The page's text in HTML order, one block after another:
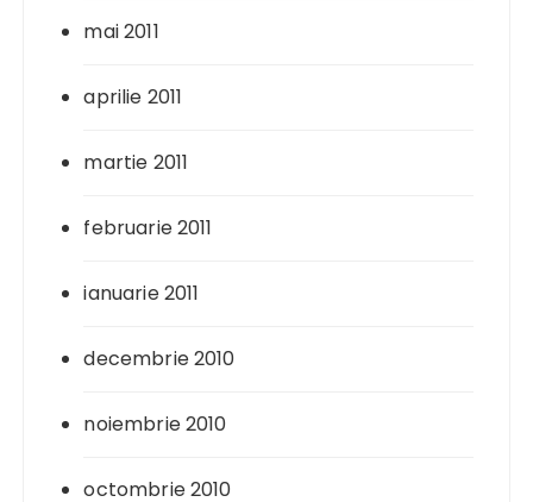
mai 2011
aprilie 2011
martie 2011
februarie 2011
ianuarie 2011
decembrie 2010
noiembrie 2010
octombrie 2010